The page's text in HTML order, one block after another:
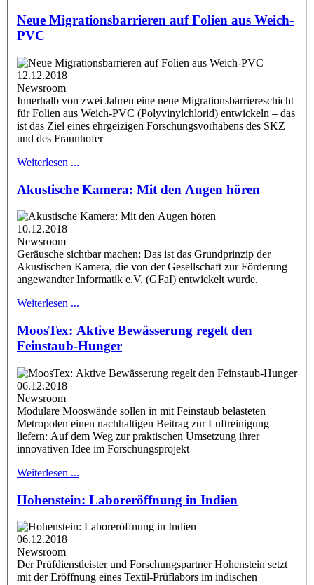
Neue Migrationsbarrieren auf Folien aus Weich-
PVC
12.12.2018
Newsroom
Innerhalb von zwei Jahren eine neue Migrationsbarriereschicht
für Folien aus Weich-PVC (Polyvinylchlorid) entwickeln – das
ist das Ziel eines ehrgeizigen Forschungsvorhabens des SKZ
und des Fraunhofer
Weiterlesen ...
Akustische Kamera: Mit den Augen hören
10.12.2018
Newsroom
Geräusche sichtbar machen: Das ist das Grundprinzip der
Akustischen Kamera, die von der Gesellschaft zur Förderung
angewandter Informatik e.V. (GFaI) entwickelt wurde.
Weiterlesen ...
MoosTex: Aktive Bewässerung regelt den
Feinstaub-Hunger
06.12.2018
Newsroom
Modulare Mooswände sollen in mit Feinstaub belasteten
Metropolen einen nachhaltigen Beitrag zur Luftreinigung
liefern: Auf dem Weg zur praktischen Umsetzung ihrer
innovativen Idee im Forschungsprojekt
Weiterlesen ...
Hohenstein: Laboreröffnung in Indien
06.12.2018
Newsroom
Der Prüfdienstleister und Forschungspartner Hohenstein setzt
mit der Eröffnung eines Textil-Prüflabors im indischen